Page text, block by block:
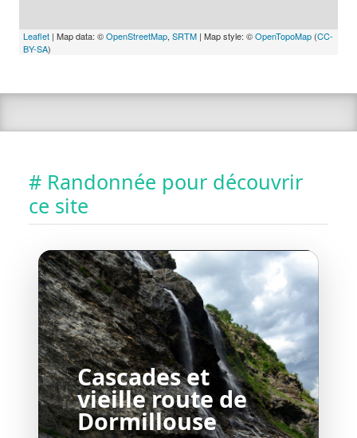
Leaflet | Map data: ©OpenStreetMap, SRTM | Map style: ©OpenTopoMap (CC-
BY-SA)
# Randonnée pour découvrir
ce site
Cascades et
vieille route de
Dormillouse